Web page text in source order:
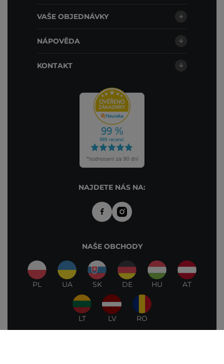
VAŠE OBJEDNÁVKY
NÁPOVĚDA
KONTAKT
NAJDETE NÁS NA:
NAŠE OBCHODY
PL UA SK DE HU AT
LT LV RO